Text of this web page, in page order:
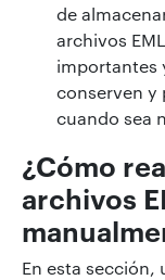
de
archivos
importantes
conserven y
cuando sea
¿Cómo
archivos
En esta